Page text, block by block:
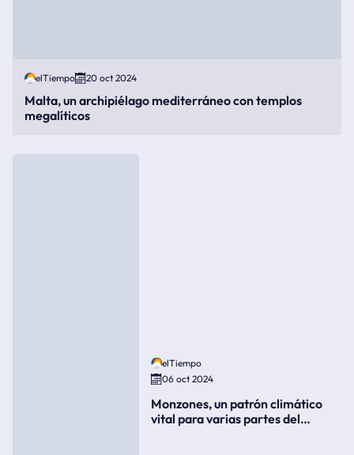
elTiempo 20 oct 2024
Malta, un archipiélago mediterráneo con templos
megalíticos
elTiempo
06 oct 2024
Monzones, un patrón climático
vital para varias partes del